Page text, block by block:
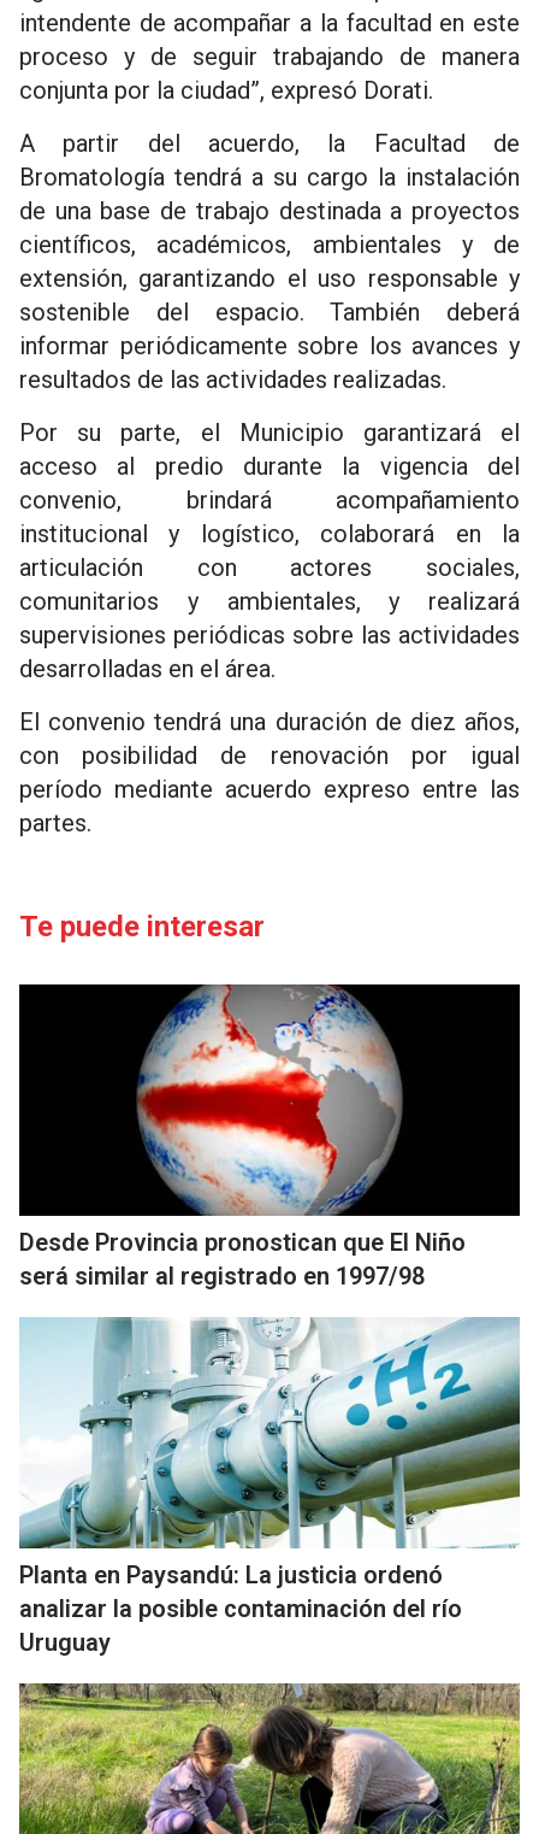
intendente de acompañar a la facultad en este
proceso y de seguir trabajando de manera
conjunta por la ciudad”, expresó Dorati.
A partir del acuerdo, la Facultad de
Bromatología tendrá a su cargo la instalación
de una base de trabajo destinada a proyectos
científicos, académicos, ambientales y de
extensión, garantizando el uso responsable y
sostenible del espacio. También deberá
informar periódicamente sobre los avances y
resultados de las actividades realizadas.
Por su parte, el Municipio garantizará el
acceso al predio durante la vigencia del
convenio, brindará acompañamiento
institucional y logístico, colaborará en la
articulación con actores sociales,
comunitarios y ambientales, y realizará
supervisiones periódicas sobre las actividades
desarrolladas en el área.
El convenio tendrá una duración de diez años,
con posibilidad de renovación por igual
período mediante acuerdo expreso entre las
partes.
Te puede interesar
Desde Provincia pronostican que El Niño
será similar al registrado en 1997/98
Planta en Paysandú: La justicia ordenó
analizar la posible contaminación del río
Uruguay